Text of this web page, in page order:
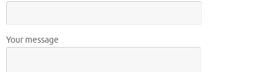
Your message